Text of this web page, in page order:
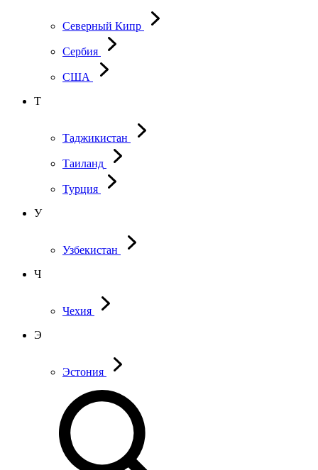
Северный Кипр
Сербия
США
Т
Таджикистан
Таиланд
Турция
У
Узбекистан
Ч
Чехия
Э
Эстония